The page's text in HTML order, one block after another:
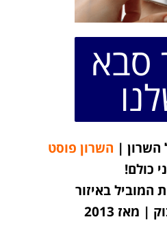
סבא
| השרון פוסט
כולם!
המוביל באיזור
מאז 2013